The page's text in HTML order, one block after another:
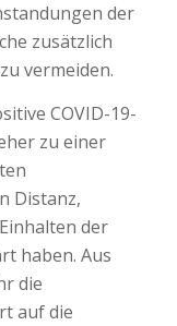
der
zusätzlich
vermeiden.
COVID-19-
zu einer
Distanz,
der
haben. Aus
die
auf die